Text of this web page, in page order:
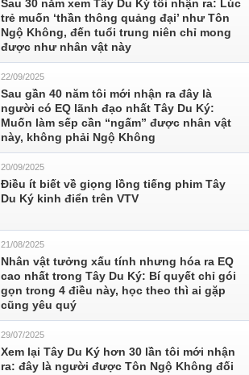
Sau 30 năm xem Tây Du Ký tôi nhận ra: Lúc
trẻ muốn ‘thần thông quảng đại’ như Tôn
Ngộ Không, đến tuổi trung niên chỉ mong
được như nhân vật này
22/09/2025
Sau gần 40 năm tôi mới nhận ra đây là
người có EQ lãnh đạo nhất Tây Du Ký:
Muốn làm sếp cần “ngấm” được nhân vật
này, không phải Ngộ Không
20/09/2025
Điều ít biết về giọng lồng tiếng phim Tây
Du Ký kinh điển trên VTV
21/08/2025
Nhân vật tưởng xấu tính nhưng hóa ra EQ
cao nhất trong Tây Du Ký: Bí quyết chỉ gói
gọn trong 4 điều này, học theo thì ai gặp
cũng yêu quý
29/07/2025
Xem lại Tây Du Ký hơn 30 lần tôi mới nhận
ra: đây là người được Tôn Ngộ Không đối